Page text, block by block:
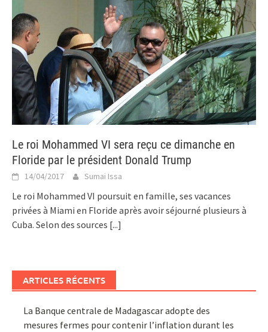
Le roi Mohammed VI sera reçu ce dimanche en
Floride par le président Donald Trump
14/04/2017 Sumai Issa
Le roi Mohammed VI poursuit en famille, ses vacances
privées à Miami en Floride après avoir séjourné plusieurs à
Cuba. Selon des sources [...]
ARTICLES RÉCENTS
La Banque centrale de Madagascar adopte des
mesures fermes pour contenir l’inflation durant les